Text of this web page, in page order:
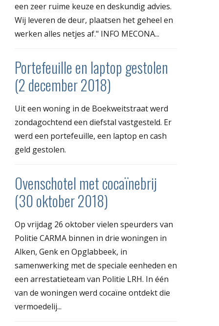
een zeer ruime keuze en deskundig advies.
Wij leveren de deur, plaatsen het geheel en
werken alles netjes af." INFO MECONA...
Portefeuille en laptop gestolen
(2 december 2018)
Uit een woning in de Boekweitstraat werd
zondagochtend een diefstal vastgesteld. Er
werd een portefeuille, een laptop en cash
geld gestolen.
Ovenschotel met cocaïnebrij
(30 oktober 2018)
Op vrijdag 26 oktober vielen speurders van
Politie CARMA binnen in drie woningen in
Alken, Genk en Opglabbeek, in
samenwerking met de speciale eenheden en
een arrestatieteam van Politie LRH. In één
van de woningen werd cocaïne ontdekt die
vermoedelij...